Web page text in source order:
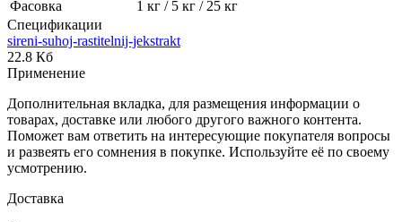
Фасовка
1 кг / 5 кг / 25 кг
Спецификации
sireni-suhoj-rastitelnij-jekstrakt
22.8 Кб
Применение
Дополнительная вкладка, для размещения информации о
товарах, доставке или любого другого важного контента.
Поможет вам ответить на интересующие покупателя вопросы
и развеять его сомнения в покупке. Используйте её по своему
усмотрению.
Доставка